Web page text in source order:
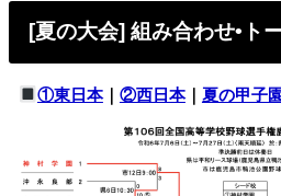
[夏の大会] 組み合わせ•ト
①東日本｜ ②西日本｜ 夏の甲子園